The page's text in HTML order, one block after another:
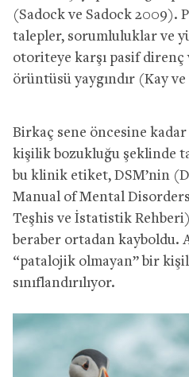
(Sadock ve Sadock 2009).
talepler, sorumluluklar ve
otoriteye karşı pasif direnç
örüntüsü yaygındır (Kay
Birkaç sene öncesine
kişilik bozukluğu şeklinde
bu klinik etiket, DSM’nin
Manual of Mental
Teşhis ve İstatistik
beraber ortadan kayboldu.
“patalojik olmayan” bir
sınıflandırılıyor.